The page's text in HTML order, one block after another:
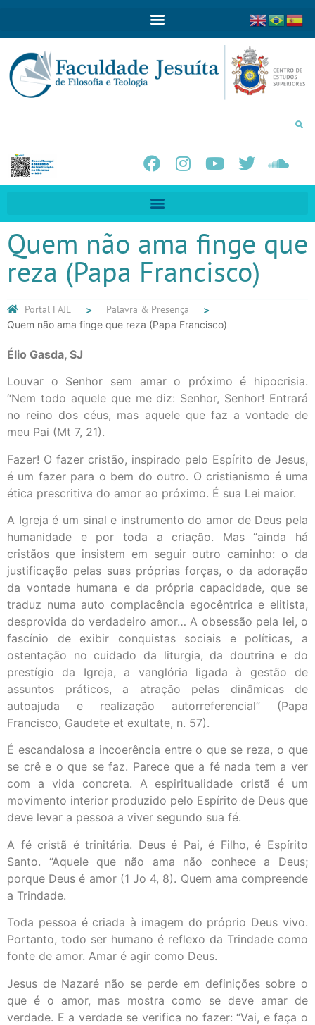
Quem não ama finge que
reza (Papa Francisco)
Portal FAJE Palavra & Presença
Quem não ama finge que reza (Papa Francisco)
Élio Gasda, SJ
Louvar o Senhor sem amar o próximo é hipocrisia.
“Nem todo aquele que me diz: Senhor, Senhor! Entrará
no reino dos céus, mas aquele que faz a vontade de
meu Pai (Mt 7, 21).
Fazer! O fazer cristão, inspirado pelo Espírito de Jesus,
é um fazer para o bem do outro. O cristianismo é uma
ética prescritiva do amor ao próximo. É sua Lei maior.
A Igreja é um sinal e instrumento do amor de Deus pela
humanidade e por toda a criação. Mas “ainda há
cristãos que insistem em seguir outro caminho: o da
justificação pelas suas próprias forças, o da adoração
da vontade humana e da própria capacidade, que se
traduz numa auto complacência egocêntrica e elitista,
desprovida do verdadeiro amor… A obsessão pela lei, o
fascínio de exibir conquistas sociais e políticas, a
ostentação no cuidado da liturgia, da doutrina e do
prestígio da Igreja, a vanglória ligada à gestão de
assuntos práticos, a atração pelas dinâmicas de
autoajuda e realização autorreferencial” (Papa
Francisco, Gaudete et exultate, n. 57).
É escandalosa a incoerência entre o que se reza, o que
se crê e o que se faz. Parece que a fé nada tem a ver
com a vida concreta. A espiritualidade cristã é um
movimento interior produzido pelo Espírito de Deus que
deve levar a pessoa a viver segundo sua fé.
A fé cristã é trinitária. Deus é Pai, é Filho, é Espírito
Santo. “Aquele que não ama não conhece a Deus;
porque Deus é amor (1 Jo 4, 8). Quem ama compreende
a Trindade.
Toda pessoa é criada à imagem do próprio Deus vivo.
Portanto, todo ser humano é reflexo da Trindade como
fonte de amor. Amar é agir como Deus.
Jesus de Nazaré não se perde em definições sobre o
que é o amor, mas mostra como se deve amar de
verdade. E a verdade se verifica no fazer: “Vai, e faça o